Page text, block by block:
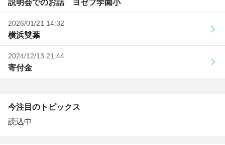
説明会でのお話 ヨゼフ学園小
2026/01/21 14:32
横浜雙葉
2024/12/13 21:44
寄付金
今注目のトピックス
読込中